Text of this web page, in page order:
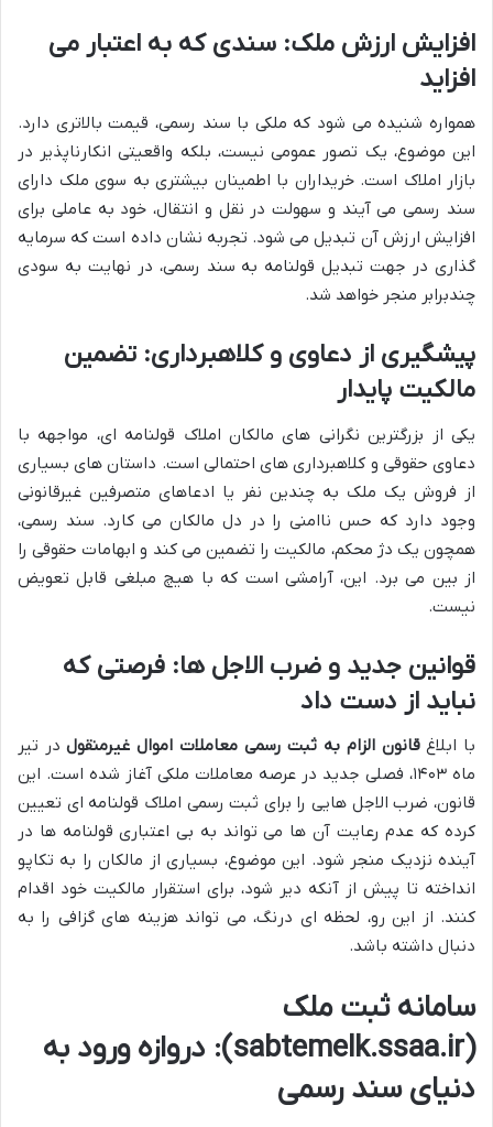
افزایش ارزش ملک: سندی که به اعتبار می
افزاید
همواره شنیده می شود که ملکی با سند رسمی، قیمت بالاتری دارد.
این موضوع، یک تصور عمومی نیست، بلکه واقعیتی انکارناپذیر در
بازار املاک است. خریداران با اطمینان بیشتری به سوی ملک دارای
سند رسمی می آیند و سهولت در نقل و انتقال، خود به عاملی برای
افزایش ارزش آن تبدیل می شود. تجربه نشان داده است که سرمایه
گذاری در جهت تبدیل قولنامه به سند رسمی، در نهایت به سودی
چندبرابر منجر خواهد شد.
پیشگیری از دعاوی و کلاهبرداری: تضمین
مالکیت پایدار
یکی از بزرگترین نگرانی های مالکان املاک قولنامه ای، مواجهه با
دعاوی حقوقی و کلاهبرداری های احتمالی است. داستان های بسیاری
از فروش یک ملک به چندین نفر یا ادعاهای متصرفین غیرقانونی
وجود دارد که حس ناامنی را در دل مالکان می کارد. سند رسمی،
همچون یک دژ محکم، مالکیت را تضمین می کند و ابهامات حقوقی را
از بین می برد. این، آرامشی است که با هیچ مبلغی قابل تعویض
نیست.
قوانین جدید و ضرب الاجل ها: فرصتی که
نباید از دست داد
با ابلاغقانون الزام به ثبت رسمی معاملات اموال غیرمنقولدر تیر
ماه ۱۴۰۳، فصلی جدید در عرصه معاملات ملکی آغاز شده است. این
قانون، ضرب الاجل هایی را برای ثبت رسمی املاک قولنامه ای تعیین
کرده که عدم رعایت آن ها می تواند به بی اعتباری قولنامه ها در
آینده نزدیک منجر شود. این موضوع، بسیاری از مالکان را به تکاپو
انداخته تا پیش از آنکه دیر شود، برای استقرار مالکیت خود اقدام
کنند. از این رو، لحظه ای درنگ، می تواند هزینه های گزافی را به
دنبال داشته باشد.
سامانه ثبت ملک
(sabtemelk.ssaa.ir): دروازه ورود به
دنیای سند رسمی